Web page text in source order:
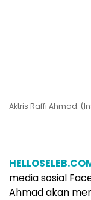
Aktris Raffi Ahmad.
media sosial
Ahmad akan